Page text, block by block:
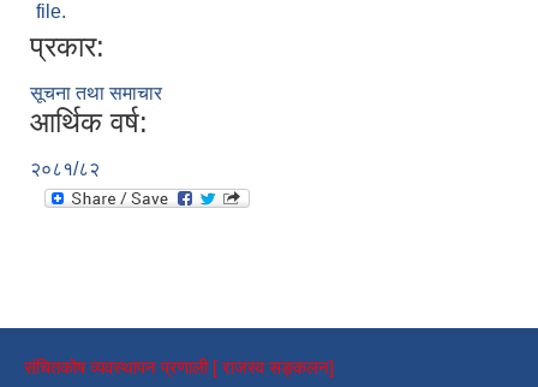
file.
प्रकार:
सूचना तथा समाचार
आर्थिक वर्ष:
२०८१/८२
संचितकोष व्यवस्थापन प्रणाली [ राजस्व सङ्कलन]